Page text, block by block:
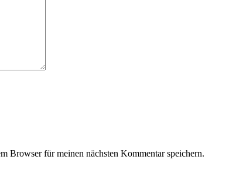
Browser für meinen nächsten Kommentar speichern.